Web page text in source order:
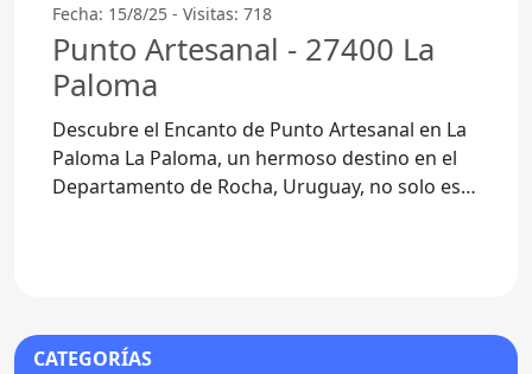
Fecha: 15/8/25 - Visitas: 718
Punto Artesanal - 27400 La
Paloma
Descubre el Encanto de Punto Artesanal en La
Paloma La Paloma, un hermoso destino en el
Departamento de Rocha, Uruguay, no solo es
CATEGORÍAS